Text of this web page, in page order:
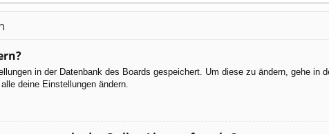
in der Datenbank des Boards gespeichert. Um diese zu ändern, gehe in
deine Einstellungen ändern.